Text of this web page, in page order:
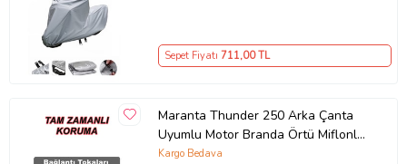
Sepet Fiyatı 711,00 TL
Maranta Thunder 250 Arka Çanta
Uyumlu Motor Branda Örtü Miflonlu
Premium 4 Mevsim Koruma Gri
Kargo Bedava